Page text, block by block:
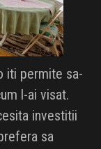
iti permite sa-
l-ai visat.
investitii
sa